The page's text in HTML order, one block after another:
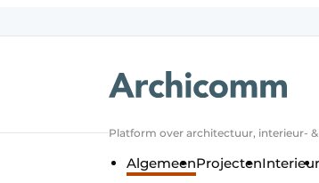
Platform over architectuur, interieur-
AlgemeenProjectenInterieur